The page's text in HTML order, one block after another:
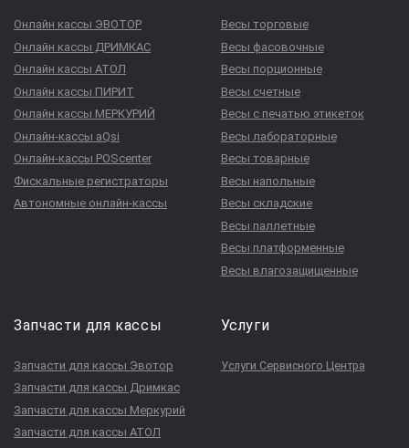
Онлайн кассы ЭВОТОР
Онлайн кассы ДРИМКАС
Онлайн кассы АТОЛ
Онлайн кассы ПИРИТ
Онлайн кассы МЕРКУРИЙ
Онлайн-кассы aQsi
Онлайн-кассы POScenter
Фискальные регистраторы
Автономные онлайн-кассы
Весы торговые
Весы фасовочные
Весы порционные
Весы счетные
Весы с печатью этикеток
Весы лабораторные
Весы товарные
Весы напольные
Весы складские
Весы паллетные
Весы платформенные
Весы влагозащищенные
Запчасти для кассы
Запчасти для кассы Эвотор
Запчасти для кассы Дримкас
Запчасти для кассы Меркурий
Запчасти для кассы АТОЛ
Услуги
Услуги Сервисного Центра